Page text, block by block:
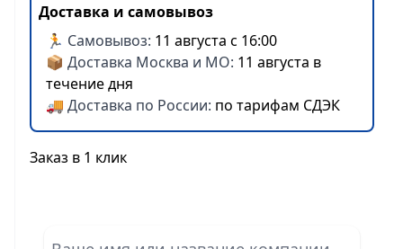
Доставка и самовывоз
🏃 Самовывоз: 11 августа с 16:00
📦 Доставка Москва и МО: 11 августа в
течение дня
🚚 Доставка по России: по тарифам СДЭК
Заказ в 1 клик